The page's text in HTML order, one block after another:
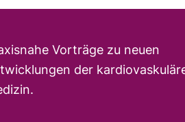
Vorträge zu neuen
der